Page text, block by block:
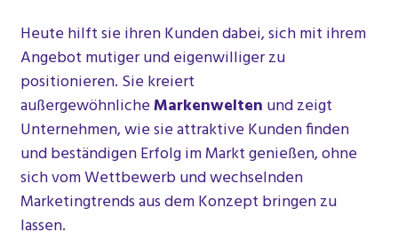
Heute hilft sie ihren Kunden dabei, sich mit ihrem
Angebot mutiger und eigenwilliger zu
positionieren. Sie kreiert
außergewöhnlicheMarkenwelten und zeigt
Unternehmen, wie sie attraktive Kunden finden
und beständigen Erfolg im Markt genießen, ohne
sich vom Wettbewerb und wechselnden
Marketingtrends aus dem Konzept bringen zu
lassen.